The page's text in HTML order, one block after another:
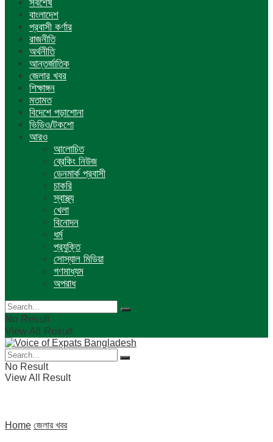
সর্বশেষ
বাংলাদেশ
প্রবাসী কর্ণার
রাজনীতি
অর্থনীতি
আন্তর্জাতিক
জেলার খবর
শিক্ষাঙ্গন
মতামত
বিদেশে পড়াশোনা
ভিডিও/টকশো
আরও
আলোচিত
ব্রেকিং নিউজ
ডেনমার্ক প্রবাসী
চাকরি
স্বাস্থ্য
খেলা
বিনোদন
ধর্ম
প্রযুক্তি
সোস্যাল মিডিয়া
গণমাধ্যম
অপরাধ
No Result
View All Result
No Result
View All Result
Home জেলার খবর